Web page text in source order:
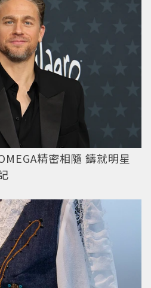
精密相隨 鑄就明星